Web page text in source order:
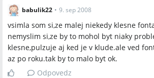
babulik22 • 9. sep 2008
vsimla som si,ze malej niekedy klesne
nemyslim si,ze by to mohol byt niaky
klesne,pulzuje aj ked je v klude.ale ved
az po roku.tak by to malo byt ok.
Odpovedz